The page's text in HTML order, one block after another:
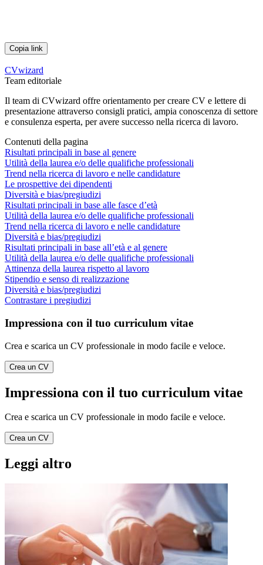
Copia link
CVwizard
Team editoriale
Il team di CVwizard offre orientamento per creare CV e lettere di
presentazione attraverso consigli pratici, ampia conoscenza di settore
e consulenza esperta, per avere successo nella ricerca di lavoro.
Contenuti della pagina
Risultati principali in base al genere
Utilità della laurea e/o delle qualifiche professionali
Trend nella ricerca di lavoro e nelle candidature
Le prospettive dei dipendenti
Diversità e bias/pregiudizi
Risultati principali in base alle fasce d’età
Utilità della laurea e/o delle qualifiche professionali
Trend nella ricerca di lavoro e nelle candidature
Diversità e bias/pregiudizi
Risultati principali in base all’età e al genere
Utilità della laurea e/o delle qualifiche professionali
Attinenza della laurea rispetto al lavoro
Stipendio e senso di realizzazione
Diversità e bias/pregiudizi
Contrastare i pregiudizi
Impressiona con il tuo curriculum vitae
Crea e scarica un CV professionale in modo facile e veloce.
Crea un CV
Impressiona con il tuo curriculum vitae
Crea e scarica un CV professionale in modo facile e veloce.
Crea un CV
Leggi altro